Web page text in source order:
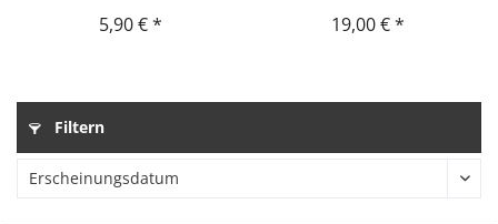
5,90 € * 19,00 € *
Filtern